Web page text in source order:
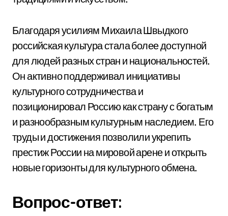
Благодаря усилиям Михаила Швыдкого
российская культура стала более доступной
для людей разных стран и национальностей.
Он активно поддерживал инициативы
культурного сотрудничества и
позиционировал Россию как страну с богатым
и разнообразным культурным наследием. Его
труды и достижения позволили укрепить
престиж России на мировой арене и открыть
новые горизонты для культурного обмена.
Вопрос-ответ: